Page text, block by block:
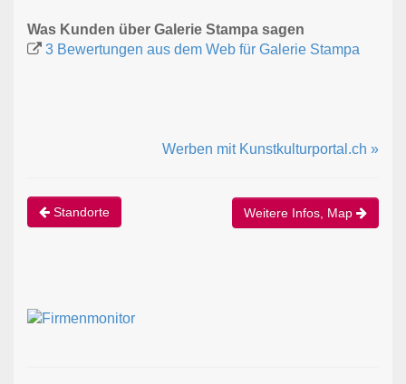
Was Kunden über Galerie Stampa sagen
3 Bewertungen aus dem Web für Galerie Stampa
Werben mit Kunstkulturportal.ch »
Standorte Weitere Infos, Map